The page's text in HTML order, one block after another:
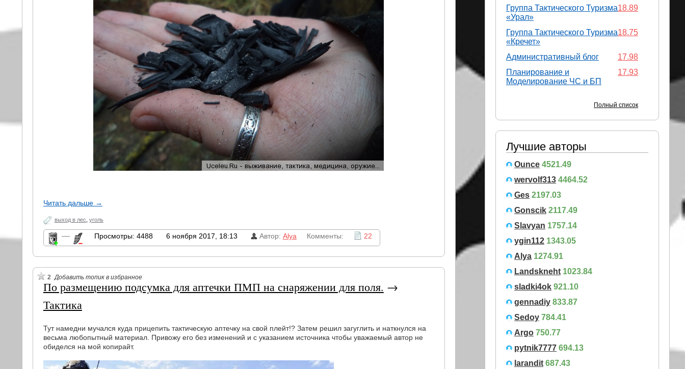
18.89
Группа Тактического Туризма
«Урал»
18.75
Группа Тактического Туризма
«Кречет»
17.98
Административный блог
17.93
Планирование и
Моделирование ЧС и БП
Полный список
Лучшие авторы
Ounce 4521.49
wervolf313 4464.52
Ges 2197.03
Gonscik 2117.49
Slavyan 1757.14
ygin112 1343.05
Alya 1274.91
Landskneht 1023.84
sladki4ok 921.10
gennadiy 833.87
Sedoy 784.41
Argo 750.77
pytnik7777 694.13
larandit 687.43
Читать дальше →
выход в лес уголь
— Просмотры: 4488 6 ноября 2017, 18:13 Автор: Alya Комменты: 22
2 Добавить топик в избранное
По размещению подсумка для аптечки ПМП на снаряжении для поля. →
Тактика
Тут намедни мучался куда прицепить тактическую аптечку на свой плейт!? Затем решил загуглить и наткнулся на
весьма любопытный материал. Привожу его без изменений и с указанием источника чтобы уважаемый автор не
обиделся на мой копирайт.